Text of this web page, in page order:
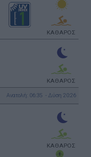
ΚΑΘΑΡΟΣ
ΚΑΘΑΡΟΣ
Ανατολή: 06:35 - Δύση 20:26
ΚΑΘΑΡΟΣ